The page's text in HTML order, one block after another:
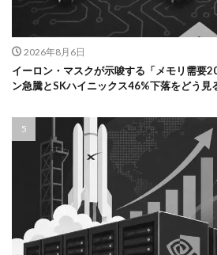
2026年8月6日
イーロン・マスクが示唆する「メモリ需要
ン急騰とSKハイニックス46%下落をどう見